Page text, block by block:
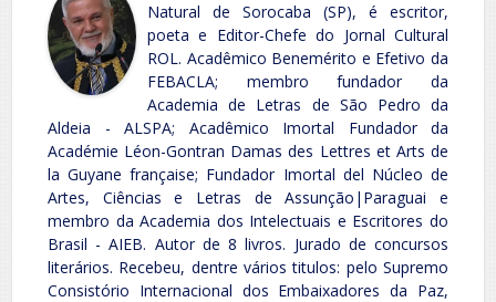
Natural de Sorocaba (SP), é escritor,
poeta e Editor-Chefe do Jornal Cultural
ROL. Acadêmico Benemérito e Efetivo da
FEBACLA; membro fundador da
Academia de Letras de São Pedro da
Aldeia - ALSPA; Acadêmico Imortal Fundador da
Académie Léon-Gontran Damas des Lettres et Arts de
la Guyane française; Fundador Imortal del Núcleo de
Artes, Ciências e Letras de Assunção|Paraguai e
membro da Academia dos Intelectuais e Escritores do
Brasil - AIEB. Autor de 8 livros. Jurado de concursos
literários. Recebeu, dentre vários titulos: pelo Supremo
Consistório Internacional dos Embaixadores da Paz,